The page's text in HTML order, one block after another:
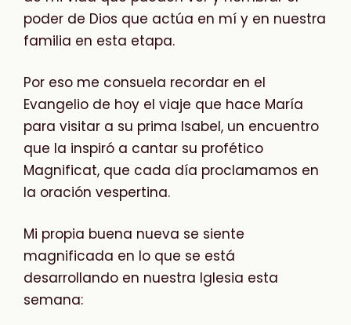
poder de Dios que actúa en mí y en nuestra
familia en esta etapa.
Por eso me consuela recordar en el
Evangelio de hoy el viaje que hace María
para visitar a su prima Isabel, un encuentro
que la inspiró a cantar su profético
Magnificat, que cada día proclamamos en
la oración vespertina.
Mi propia buena nueva se siente
magnificada en lo que se está
desarrollando en nuestra Iglesia esta
semana: